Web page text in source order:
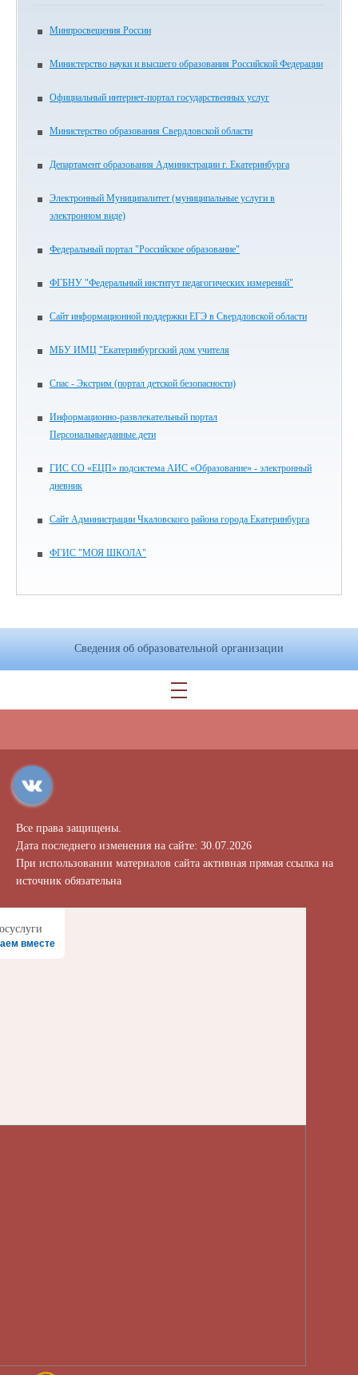
Минпросвещения России
Министерство науки и высшего образования Российской Федерации
Официальный интернет-портал государственных услуг
Министерство образования Свердловской области
Департамент образования Администрации г. Екатеринбурга
Электронный Муниципалитет (муниципальные услуги в
электронном виде)
Федеральный портал "Российское образование"
ФГБНУ "Федеральный институт педагогических измерений"
Сайт информационной поддержки ЕГЭ в Свердловской области
МБУ ИМЦ "Екатеринбургский дом учителя
Спас - Экстрим (портал детской безопасности)
Информационно-развлекательный портал
Персональныеданные.дети
ГИС СО «ЕЦП» подсистема АИС «Образование» - электронный
дневник
Сайт Администрации Чкаловского района города Екатеринбурга
ФГИС "МОЯ ШКОЛА"
Сведения об образовательной организации
Все права защищены.
Дата последнего изменения на сайте: 30.07.2026
При использовании материалов сайта активная прямая ссылка на
источник обязательна
вместе